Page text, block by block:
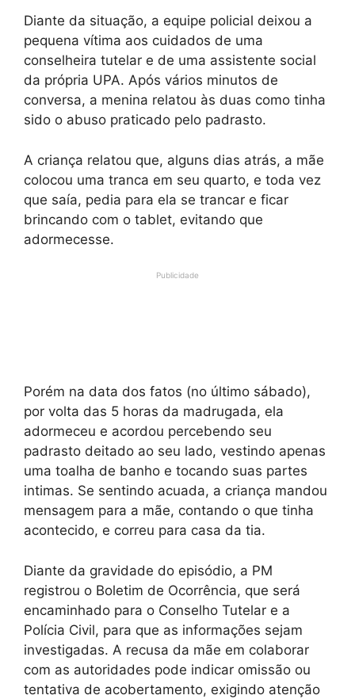
Diante da situação, a equipe policial deixou a
pequena vítima aos cuidados de uma
conselheira tutelar e de uma assistente social
da própria UPA. Após vários minutos de
conversa, a menina relatou às duas como tinha
sido o abuso praticado pelo padrasto.
A criança relatou que, alguns dias atrás, a mãe
colocou uma tranca em seu quarto, e toda vez
que saía, pedia para ela se trancar e ficar
brincando com o tablet, evitando que
adormecesse.
Publicidade
Porém na data dos fatos (no último sábado),
por volta das 5 horas da madrugada, ela
adormeceu e acordou percebendo seu
padrasto deitado ao seu lado, vestindo apenas
uma toalha de banho e tocando suas partes
intimas. Se sentindo acuada, a criança mandou
mensagem para a mãe, contando o que tinha
acontecido, e correu para casa da tia.
Diante da gravidade do episódio, a PM
registrou o Boletim de Ocorrência, que será
encaminhado para o Conselho Tutelar e a
Polícia Civil, para que as informações sejam
investigadas. A recusa da mãe em colaborar
com as autoridades pode indicar omissão ou
tentativa de acobertamento, exigindo atenção